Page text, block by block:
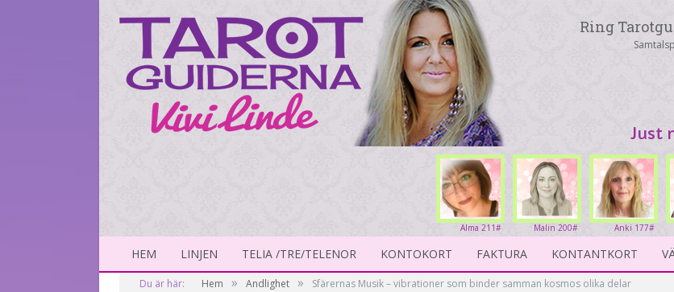
Ring
Just
Anki 177#
Malin 200#
Alma 211#
HEM LINJEN TELIA /TRE/TELENOR KONTOKORT FAKTURA KONTANTKORT
Du är här: Hem » Andlighet » Sfärernas Musik – vibrationer som binder samman kosmos olika delar